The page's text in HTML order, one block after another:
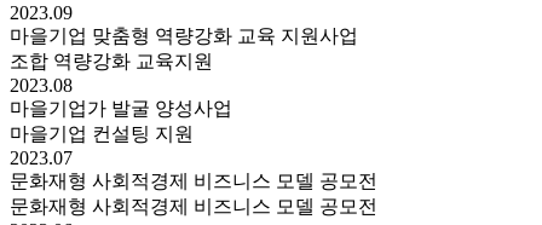
2023.09
마을기업 맞춤형 역량강화 교육 지원사업
조합 역량강화 교육지원
2023.08
마을기업가 발굴 양성사업
마을기업 컨설팅 지원
2023.07
문화재형 사회적경제 비즈니스 모델 공모전
문화재형 사회적경제 비즈니스 모델 공모전